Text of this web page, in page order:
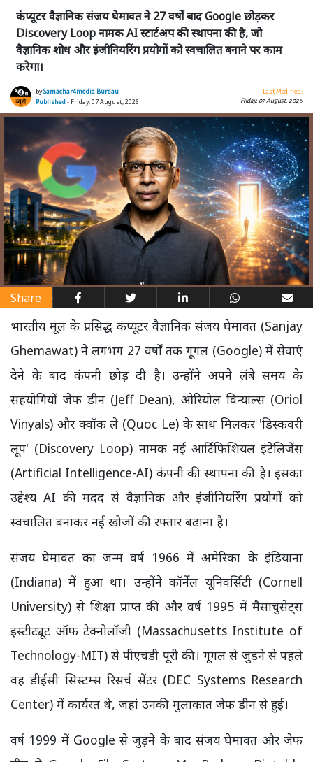
कंप्यूटर वैज्ञानिक संजय घेमावत ने 27 वर्षों बाद Google छोड़कर
Discovery Loop नामक AI स्टार्टअप की स्थापना की है, जो
वैज्ञानिक शोध और इंजीनियरिंग प्रयोगों को स्वचालित बनाने पर काम
करेगा।
bySamachar4media Bureau
Published- Friday, 07 August, 2026
Last Modified:
Friday, 07 August, 2026
Share
भारतीय मूल के प्रसिद्ध कंप्यूटर वैज्ञानिक संजय घेमावत (Sanjay
Ghemawat) ने लगभग 27 वर्षों तक गूगल (Google) में सेवाएं
देने के बाद कंपनी छोड़ दी है। उन्होंने अपने लंबे समय के
सहयोगियों जेफ डीन (Jeff Dean), ओरियोल विन्याल्स (Oriol
Vinyals) और क्वॉक ले (Quoc Le) के साथ मिलकर 'डिस्कवरी
लूप' (Discovery Loop) नामक नई आर्टिफिशियल इंटेलिजेंस
(Artificial Intelligence-AI) कंपनी की स्थापना की है। इसका
उद्देश्य AI की मदद से वैज्ञानिक और इंजीनियरिंग प्रयोगों को
स्वचालित बनाकर नई खोजों की रफ्तार बढ़ाना है।
संजय घेमावत का जन्म वर्ष 1966 में अमेरिका के इंडियाना
(Indiana) में हुआ था। उन्होंने कॉर्नेल यूनिवर्सिटी (Cornell
University) से शिक्षा प्राप्त की और वर्ष 1995 में मैसाचुसेट्स
इंस्टीट्यूट ऑफ टेक्नोलॉजी (Massachusetts Institute of
Technology-MIT) से पीएचडी पूरी की। गूगल से जुड़ने से पहले
वह डीईसी सिस्टम्स रिसर्च सेंटर (DEC Systems Research
Center) में कार्यरत थे, जहां उनकी मुलाकात जेफ डीन से हुई।
वर्ष 1999 में Google से जुड़ने के बाद संजय घेमावत और जेफ